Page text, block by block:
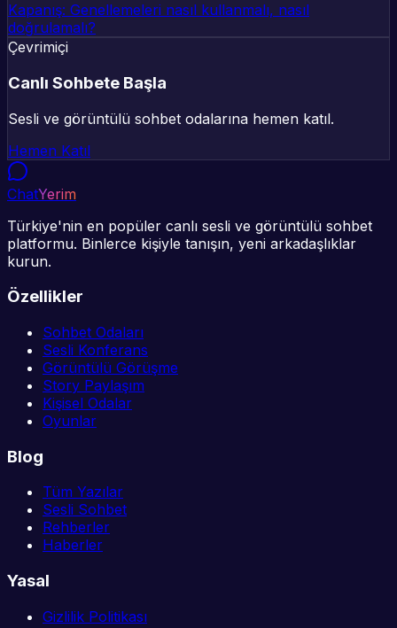
Kapanış: Genellemeleri nasıl kullanmalı, nasıl
doğrulamalı?
Çevrimiçi
Canlı Sohbete Başla
Sesli ve görüntülü sohbet odalarına hemen katıl.
Hemen Katıl
ChatYerim
Türkiye'nin en popüler canlı sesli ve görüntülü sohbet
platformu. Binlerce kişiyle tanışın, yeni arkadaşlıklar
kurun.
Özellikler
Sohbet Odaları
Sesli Konferans
Görüntülü Görüşme
Story Paylaşım
Kişisel Odalar
Oyunlar
Blog
Tüm Yazılar
Sesli Sohbet
Rehberler
Haberler
Yasal
Gizlilik Politikası